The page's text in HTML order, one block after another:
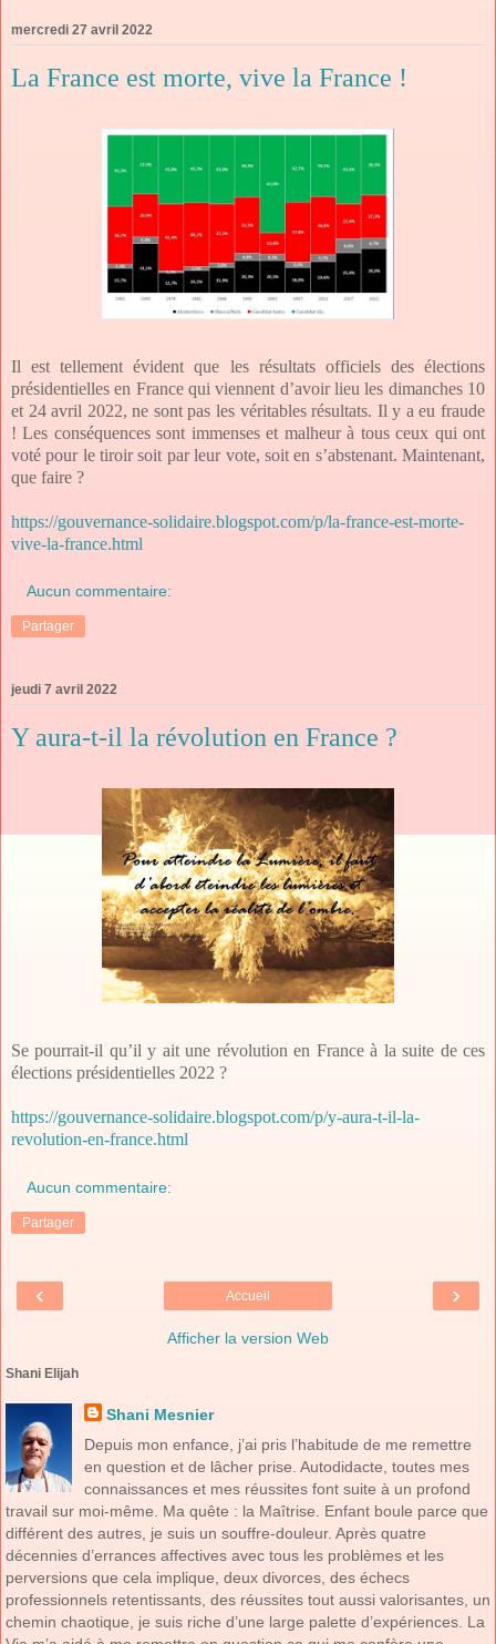
mercredi 27 avril 2022
La France est morte, vive la France !
Il est tellement évident que les résultats officiels des élections
présidentielles en France qui viennent d’avoir lieu les dimanches 10
et 24 avril 2022, ne sont pas les véritables résultats. Il y a eu fraude
! Les conséquences sont immenses et malheur à tous ceux qui ont
voté pour le tiroir soit par leur vote, soit en s’abstenant. Maintenant,
que faire ?
https://gouvernance-solidaire.blogspot.com/p/la-france-est-morte-
vive-la-france.html
Aucun commentaire:
Partager
jeudi 7 avril 2022
Y aura-t-il la révolution en France ?
Se pourrait-il qu’il y ait une révolution en France à la suite de ces
élections présidentielles 2022 ?
https://gouvernance-solidaire.blogspot.com/p/y-aura-t-il-la-
revolution-en-france.html
Aucun commentaire:
Partager
‹ ›
Accueil
Afficher la version Web
Shani Elijah
Shani Mesnier
Depuis mon enfance, j’ai pris l’habitude de me remettre
en question et de lâcher prise. Autodidacte, toutes mes
connaissances et mes réussites font suite à un profond
travail sur moi-même. Ma quête : la Maîtrise. Enfant boule parce que
différent des autres, je suis un souffre-douleur. Après quatre
décennies d’errances affectives avec tous les problèmes et les
perversions que cela implique, deux divorces, des échecs
professionnels retentissants, des réussites tout aussi valorisantes, un
chemin chaotique, je suis riche d’une large palette d’expériences. La